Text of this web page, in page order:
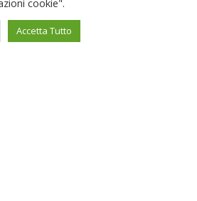
cookie".
Accetta Tutto